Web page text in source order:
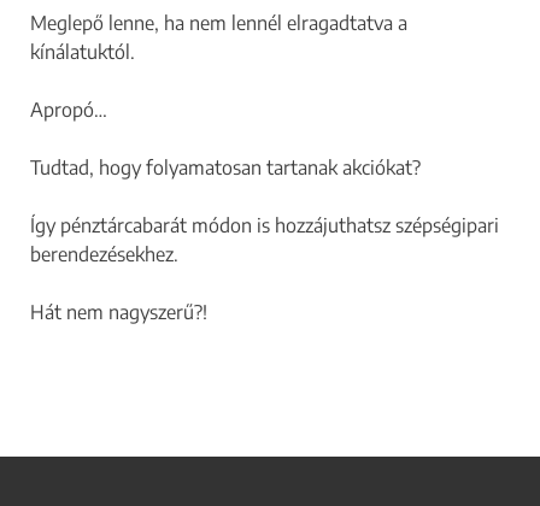
Meglepő lenne, ha nem lennél elragadtatva a
kínálatuktól.
Apropó…
Tudtad, hogy folyamatosan tartanak akciókat?
Így pénztárcabarát módon is hozzájuthatsz szépségipari
berendezésekhez.
Hát nem nagyszerű?!